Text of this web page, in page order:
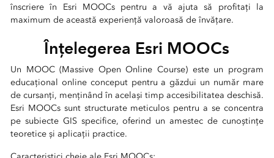
înscriere în Esri MOOCs pentru a vă ajuta să profitați la
maximum de această experiență valoroasă de învățare.
Înțelegerea Esri MOOCs
Un MOOC (Massive Open Online Course) este un program
educațional online conceput pentru a găzdui un număr mare
de cursanți, menținând în același timp accesibilitatea deschisă.
Esri MOOCs sunt structurate meticulos pentru a se concentra
pe subiecte GIS specifice, oferind un amestec de cunoștințe
teoretice și aplicații practice.